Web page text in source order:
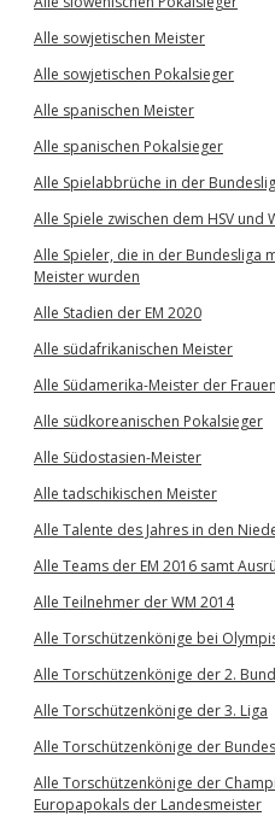
Alle sowjetischen Meister
Alle sowjetischen Pokalsieger
Alle spanischen Meister
Alle spanischen Pokalsieger
Alle Spielabbrüche in der
Alle Spiele zwischen dem HSV
Alle Spieler, die in der Bundesliga
Meister wurden
Alle Stadien der EM 2020
Alle südafrikanischen Meister
Alle Südamerika-Meister der Frauen
Alle südkoreanischen Pokalsieger
Alle Südostasien-Meister
Alle tadschikischen Meister
Alle Talente des Jahres in den
Alle Teams der EM 2016 samt
Alle Teilnehmer der WM 2014
Alle Torschützenkönige bei
Alle Torschützenkönige der 2.
Alle Torschützenkönige der 3. Liga
Alle Torschützenkönige der
Alle Torschützenkönige der
Europapokals der Landesmeister